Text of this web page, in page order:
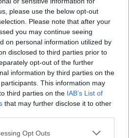
please use the below opt-out
Please note that after your
you may continue seeing
on personal information utilized by
disclosed to third parties prior to
opt-out of the further
information by third parties on the
participants. This information may
third parties on the IAB’s List of
that may further disclose it to other
Opt Outs
στο έδαφος.
ΠΕΡΙΟΧΗ ΤΡΙΠΟΛΗΣ
2710 373500 (Επιλογή